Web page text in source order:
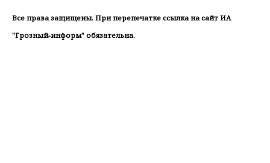
Все права защищены. При перепечатке ссылка на сайт ИА
"Грозный-информ" обязательна.